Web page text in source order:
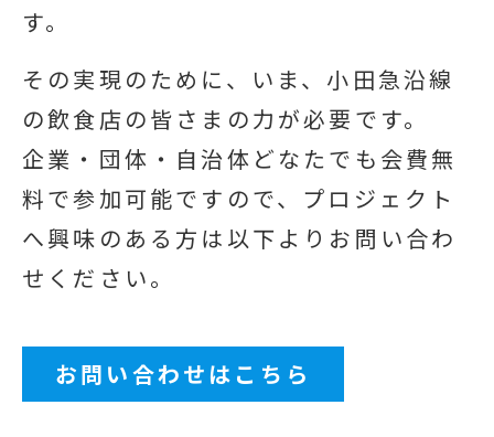
す。
その実現のために、いま、小田急沿線
の飲食店の皆さまの力が必要です。
企業・団体・自治体どなたでも会費無
料で参加可能ですので、プロジェクト
へ興味のある方は以下よりお問い合わ
せください。
お問い合わせはこちら